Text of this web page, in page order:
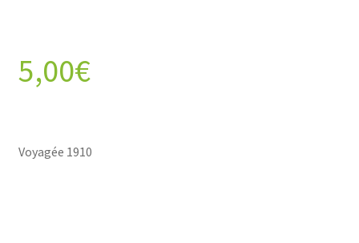
5,00€
Voyagée 1910